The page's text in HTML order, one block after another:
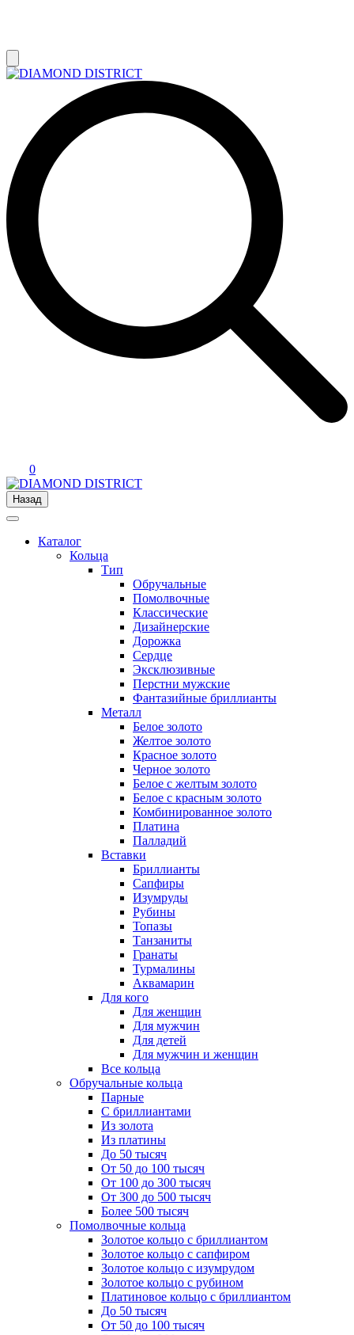
0
Назад
Каталог
Кольца
Тип
Обручальные
Помолвочные
Классические
Дизайнерские
Дорожка
Сердце
Эксклюзивные
Перстни мужские
Фантазийные бриллианты
Металл
Белое золото
Желтое золото
Красное золото
Черное золото
Белое с желтым золото
Белое с красным золото
Комбинированное золото
Платина
Палладий
Вставки
Бриллианты
Сапфиры
Изумруды
Рубины
Топазы
Танзаниты
Гранаты
Турмалины
Аквамарин
Для кого
Для женщин
Для мужчин
Для детей
Для мужчин и женщин
Все кольца
Обручальные кольца
Парные
С бриллиантами
Из золота
Из платины
До 50 тысяч
От 50 до 100 тысяч
От 100 до 300 тысяч
От 300 до 500 тысяч
Более 500 тысяч
Помолвочные кольца
Золотое кольцо с бриллиантом
Золотое кольцо с сапфиром
Золотое кольцо с изумрудом
Золотое кольцо с рубином
Платиновое кольцо с бриллиантом
До 50 тысяч
От 50 до 100 тысяч